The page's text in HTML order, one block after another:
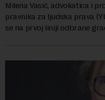
Milena Vasić, advokatica i
pravnika za ljudska prava
se na prvoj liniji odbrane